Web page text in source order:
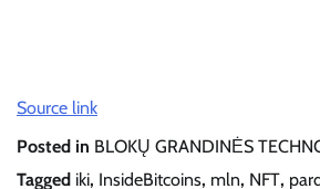
Source link
Posted in BLOKŲ GRANDINĖS
Tagged iki, InsideBitcoins, mln, NFT,